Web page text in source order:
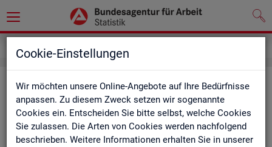
Cookie-Einstellungen
Wir möchten unsere Online-Angebote auf Ihre Bedürfnisse
anpassen. Zu diesem Zweck setzen wir sogenannte
Cookies ein. Entscheiden Sie bitte selbst, welche Cookies
Sie zulassen. Die Arten von Cookies werden nachfolgend
beschrieben. Weitere Informationen erhalten Sie in unserer
Kon­takt
Nut­zen Sie die Mög­lich­keit mit uns in Kon­takt zu tre­ten!
Sie haben Fra­gen zum An­ge­bot?